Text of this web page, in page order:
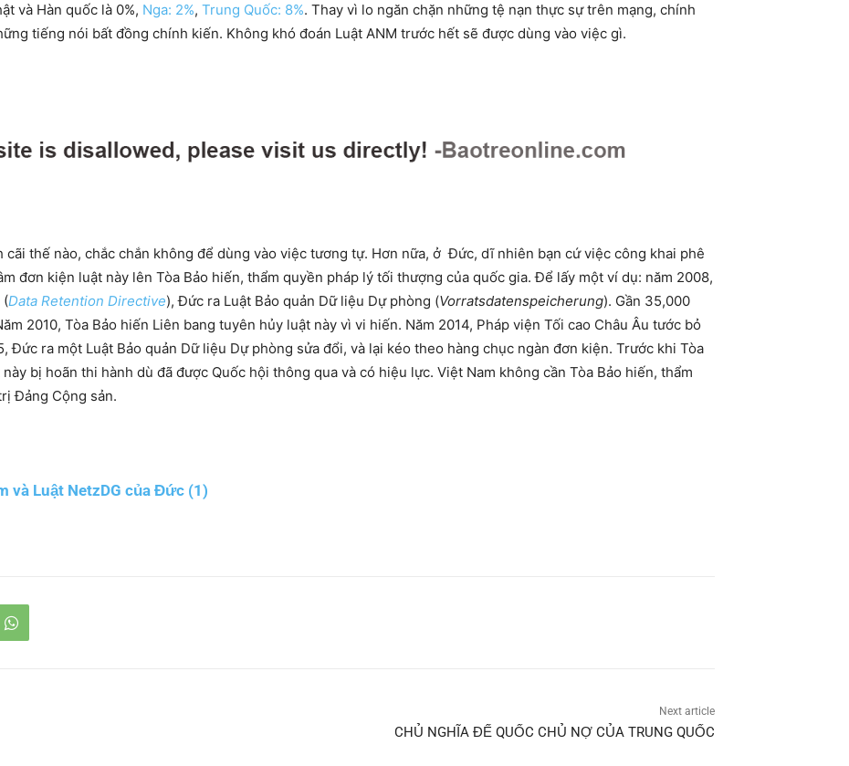
và Hàn quốc là 0%, Nga: 2%, Trung Quốc: 8%. Thay vì lo ngăn chặn những tệ nạn thực sự trên mạng, chính
tiếng nói bất đồng chính kiến. Không khó đoán Luật ANM trước hết sẽ được dùng vào việc gì.
cãi thế nào, chắc chắn không để dùng vào việc tương tự. Hơn nữa, ở Đức, dĩ nhiên bạn cứ việc công khai phê
đơn kiện luật này lên Tòa Bảo hiến, thẩm quyền pháp lý tối thượng của quốc gia. Để lấy một ví dụ: năm 2008,
(Data Retention Directive), Đức ra Luật Bảo quản Dữ liệu Dự phòng (Vorratsdatenspeicherung). Gần 35,000
2010, Tòa Bảo hiến Liên bang tuyên hủy luật này vì vi hiến. Năm 2014, Pháp viện Tối cao Châu Âu tước bỏ
Đức ra một Luật Bảo quản Dữ liệu Dự phòng sửa đổi, và lại kéo theo hàng chục ngàn đơn kiện. Trước khi Tòa
bị hoãn thi hành dù đã được Quốc hội thông qua và có hiệu lực. Việt Nam không cần Tòa Bảo hiến, thẩm
Đảng Cộng sản.
và Luật NetzDG của Đức (1)
Next article
CHỦ NGHĨA ĐẾ QUỐC CHỦ NỢ CỦA TRUNG QUỐC